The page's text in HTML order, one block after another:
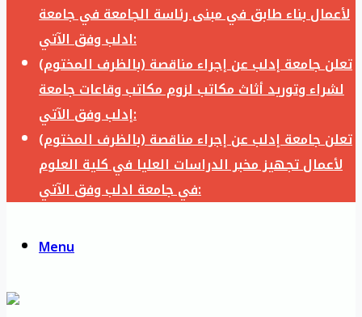
لأعمال بناء طابق في مبنى رئاسة الجامعة في جامعة
ادلب وفق الآتي:
تعلن جامعة إدلب عن إجراء مناقصة (بالظرف المختوم)
لشراء وتوريد أثاث مكاتب لزوم مكاتب وقاعات جامعة
إدلب وفق الآتي:
تعلن جامعة إدلب عن إجراء مناقصة (بالظرف المختوم)
لأعمال تجهيز مخبر الدراسات العليا في كلية العلوم
في جامعة ادلب وفق الآتي:
Menu